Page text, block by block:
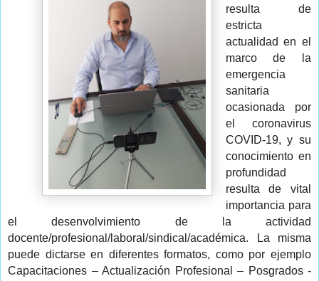
resulta de
estricta
actualidad en el
marco de la
emergencia
sanitaria
ocasionada por
el coronavirus
COVID-19, y su
conocimiento en
profundidad
resulta de vital
importancia para
el desenvolvimiento de la actividad
docente/profesional/laboral/sindical/académica. La misma
puede dictarse en diferentes formatos, como por ejemplo
Capacitaciones – Actualización Profesional – Posgrados -